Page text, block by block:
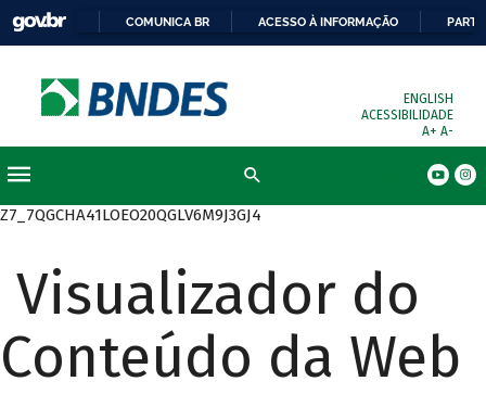
COMUNICA BR ACESSO À INFORMAÇÃO
ENGLISH
ACESSIBILIDADE
A+ A-
Z7_7QGCHA41LOEO20QGLV6M9J3GJ4
Visualizador do
Conteúdo da Web